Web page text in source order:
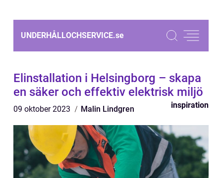
UNDERHÅLLOCHSERVICE.se
Elinstallation i Helsingborg – skapa
en säker och effektiv elektrisk miljö
09 oktober 2023 Malin Lindgren inspiration